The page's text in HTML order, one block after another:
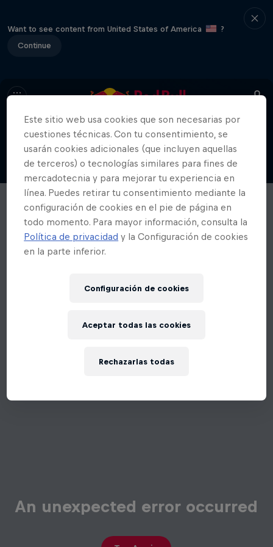
Want to see content from United States of America
?
Continue
An unexpected error occurred
Este sitio web usa cookies que son necesarias por
cuestiones técnicas. Con tu consentimiento, se
usarán cookies adicionales (que incluyen aquellas
de terceros) o tecnologías similares para fines de
mercadotecnia y para mejorar tu experiencia en
línea. Puedes retirar tu consentimiento mediante la
configuración de cookies en el pie de página en
todo momento. Para mayor información, consulta la
Política de privacidad y la Configuración de cookies
en la parte inferior.
Configuración de cookies
Rechazarlas todas
Aceptar todas las cookies